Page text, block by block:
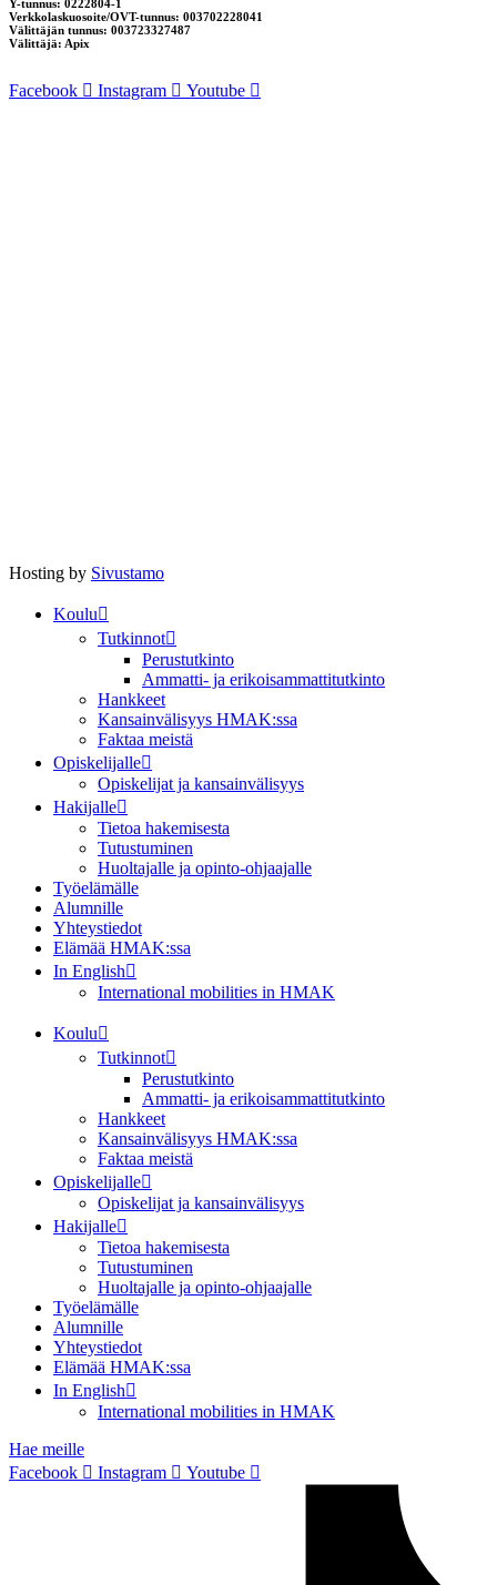
Y-tunnus: 0222804-1
Verkkolaskuosoite/OVT-tunnus: 003702228041
Välittäjän tunnus: 003723327487
Välittäjä: Apix
Facebook Instagram Youtube
Hosting by Sivustamo
Koulu
Tutkinnot
Perustutkinto
Ammatti- ja erikoisammattitutkinto
Hankkeet
Kansainvälisyys HMAK:ssa
Faktaa meistä
Opiskelijalle
Opiskelijat ja kansainvälisyys
Hakijalle
Tietoa hakemisesta
Tutustuminen
Huoltajalle ja opinto-ohjaajalle
Työelämälle
Alumnille
Yhteystiedot
Elämää HMAK:ssa
In English
International mobilities in HMAK
Koulu
Tutkinnot
Perustutkinto
Ammatti- ja erikoisammattitutkinto
Hankkeet
Kansainvälisyys HMAK:ssa
Faktaa meistä
Opiskelijalle
Opiskelijat ja kansainvälisyys
Hakijalle
Tietoa hakemisesta
Tutustuminen
Huoltajalle ja opinto-ohjaajalle
Työelämälle
Alumnille
Yhteystiedot
Elämää HMAK:ssa
In English
International mobilities in HMAK
Hae meille
Facebook
Instagram Youtube